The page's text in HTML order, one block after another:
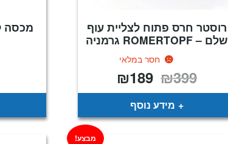
רוסטר חרס פתוח לצליית עוף
שלם – ROMERTOPF גרמניה
חסר במלאי
₪399 המחיר
המקורי
היה:
₪189
הוא:
מידע נוסף
מכסה
מבצע!